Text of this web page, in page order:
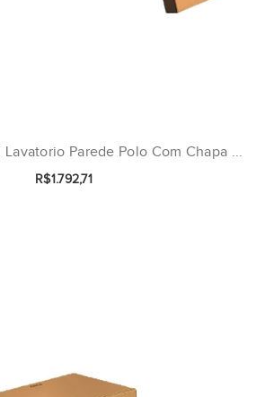
Lavatorio Parede Polo Com Chapa ...
R$1.792,71